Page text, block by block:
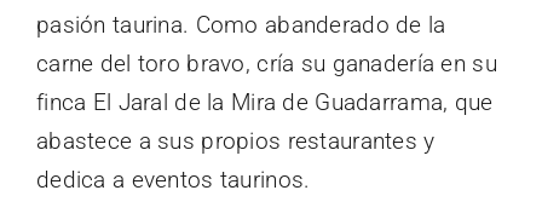
pasión taurina. Como abanderado de la
carne del toro bravo, cría su ganadería en su
finca El Jaral de la Mira de Guadarrama, que
abastece a sus propios restaurantes y
dedica a eventos taurinos.